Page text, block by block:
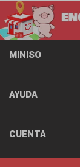
MINISO
AYUDA
CUENTA